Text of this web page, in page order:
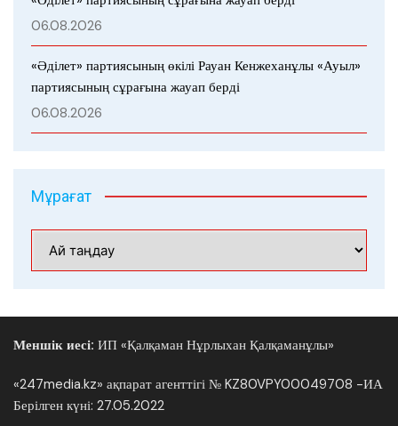
06.08.2026
«Әділет» партиясының өкілі Рауан Кенжеханұлы «Ауыл»
партиясының сұрағына жауап берді
06.08.2026
Мұрағат
Меншік иесі: ИП «Қалқаман Нұрлыхан Қалқаманұлы»
«247media.kz» ақпарат агенттігі № KZ80VPY00049708 -ИА
Берілген күні: 27.05.2022